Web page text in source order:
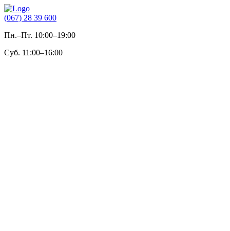
(067) 28 39 600
Пн.–Пт. 10:00–19:00
Суб. 11:00–16:00